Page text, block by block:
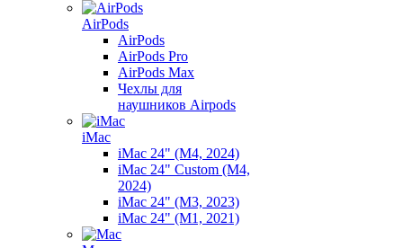
AirPods
AirPods
AirPods Pro
AirPods Max
Чехлы для
наушников Airpods
iMac
iMac 24" (M4, 2024)
iMac 24" Custom (M4,
2024)
iMac 24" (M3, 2023)
iMac 24" (M1, 2021)